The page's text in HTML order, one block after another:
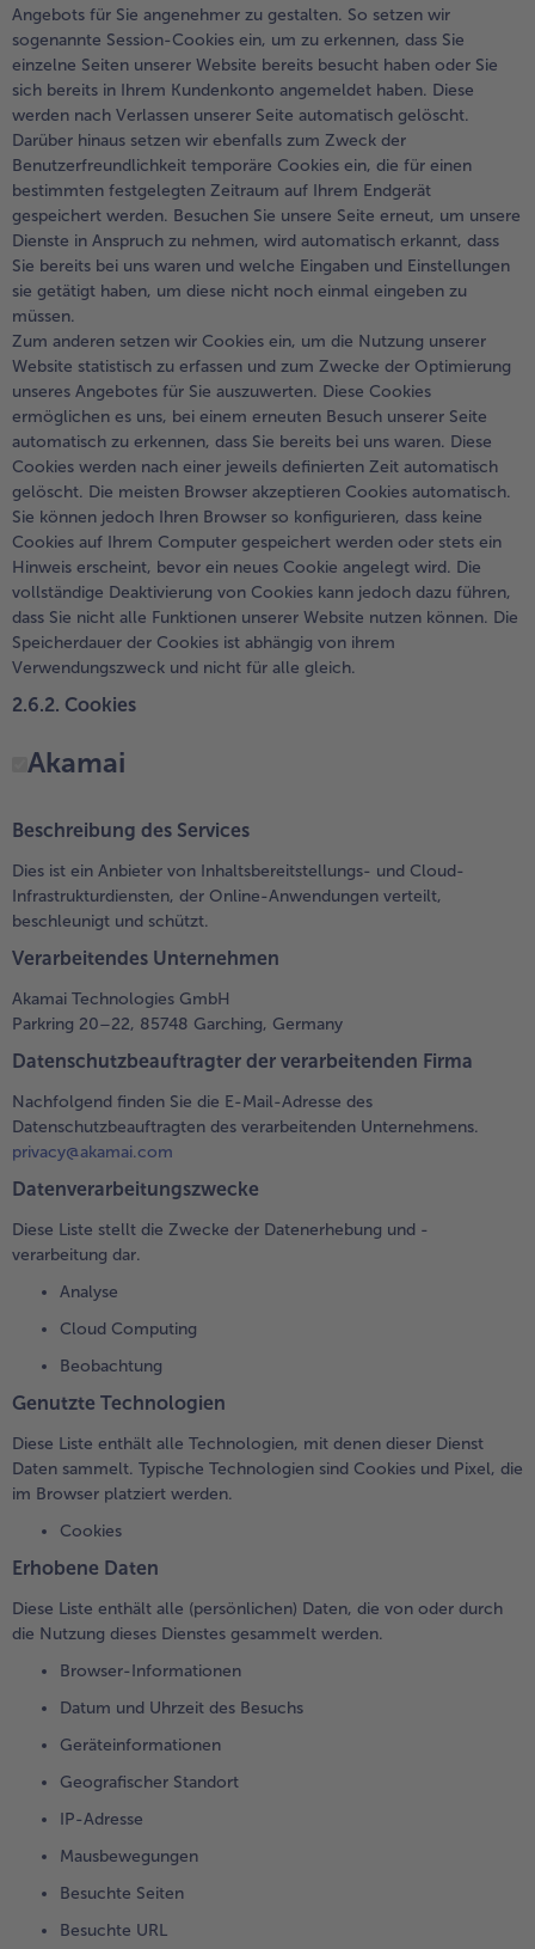
Angebots für Sie angenehmer zu gestalten. So setzen wir
sogenannte Session-Cookies ein, um zu erkennen, dass Sie
einzelne Seiten unserer Website bereits besucht haben oder Sie
sich bereits in Ihrem Kundenkonto angemeldet haben. Diese
werden nach Verlassen unserer Seite automatisch gelöscht.
Darüber hinaus setzen wir ebenfalls zum Zweck der
Benutzerfreundlichkeit temporäre Cookies ein, die für einen
bestimmten festgelegten Zeitraum auf Ihrem Endgerät
gespeichert werden. Besuchen Sie unsere Seite erneut, um unsere
Dienste in Anspruch zu nehmen, wird automatisch erkannt, dass
Sie bereits bei uns waren und welche Eingaben und Einstellungen
sie getätigt haben, um diese nicht noch einmal eingeben zu
müssen.
Zum anderen setzen wir Cookies ein, um die Nutzung unserer
Website statistisch zu erfassen und zum Zwecke der Optimierung
unseres Angebotes für Sie auszuwerten. Diese Cookies
ermöglichen es uns, bei einem erneuten Besuch unserer Seite
automatisch zu erkennen, dass Sie bereits bei uns waren. Diese
Cookies werden nach einer jeweils definierten Zeit automatisch
gelöscht. Die meisten Browser akzeptieren Cookies automatisch.
Sie können jedoch Ihren Browser so konfigurieren, dass keine
Cookies auf Ihrem Computer gespeichert werden oder stets ein
Hinweis erscheint, bevor ein neues Cookie angelegt wird. Die
vollständige Deaktivierung von Cookies kann jedoch dazu führen,
dass Sie nicht alle Funktionen unserer Website nutzen können. Die
Speicherdauer der Cookies ist abhängig von ihrem
Verwendungszweck und nicht für alle gleich.
2.6.2. Cookies
Akamai
Beschreibung des Services
Dies ist ein Anbieter von Inhaltsbereitstellungs- und Cloud-
Infrastrukturdiensten, der Online-Anwendungen verteilt,
beschleunigt und schützt.
Verarbeitendes Unternehmen
Akamai Technologies GmbH
Parkring 20–22, 85748 Garching, Germany
Datenschutzbeauftragter der verarbeitenden Firma
Nachfolgend finden Sie die E-Mail-Adresse des
Datenschutzbeauftragten des verarbeitenden Unternehmens.
privacy@akamai.com
Datenverarbeitungszwecke
Diese Liste stellt die Zwecke der Datenerhebung und -
verarbeitung dar.
Analyse
Cloud Computing
Beobachtung
Genutzte Technologien
Diese Liste enthält alle Technologien, mit denen dieser Dienst
Daten sammelt. Typische Technologien sind Cookies und Pixel, die
im Browser platziert werden.
Cookies
Erhobene Daten
Diese Liste enthält alle (persönlichen) Daten, die von oder durch
die Nutzung dieses Dienstes gesammelt werden.
Browser-Informationen
Datum und Uhrzeit des Besuchs
Geräteinformationen
Geografischer Standort
IP-Adresse
Mausbewegungen
Besuchte Seiten
Besuchte URL